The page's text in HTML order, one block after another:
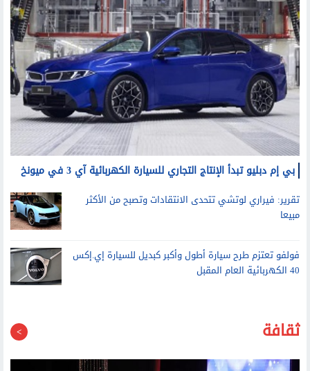
بي إم دبليو تبدأ الإنتاج التجاري للسيارة الكهربائية آي 3 في ميونخ
تقرير: فيراري لوتشي تتحدى الانتقادات وتصبح من الأكثر
مبيعا
فولفو تعتزم طرح سيارة أطول وأكبر كبديل للسيارة إي.إكس
40 الكهربائية العام المقبل
ثقافة